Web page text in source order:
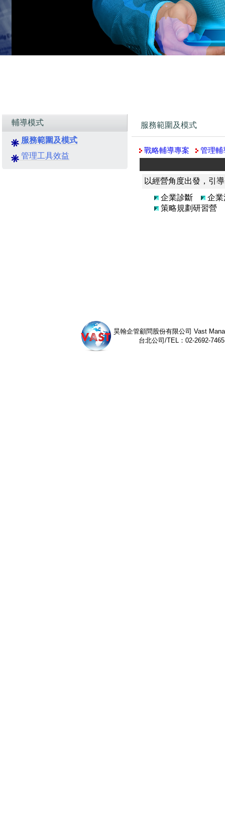
輔導模式
服務範圍及模式
管理工具效益
服務範圍及模式
戰略輔導專案 管理輔
以經營角度出發，引
企業診斷
企
策略規劃研習
昊翰企管顧問股份有限公司 Vast
台北公司/TEL：02-2692-